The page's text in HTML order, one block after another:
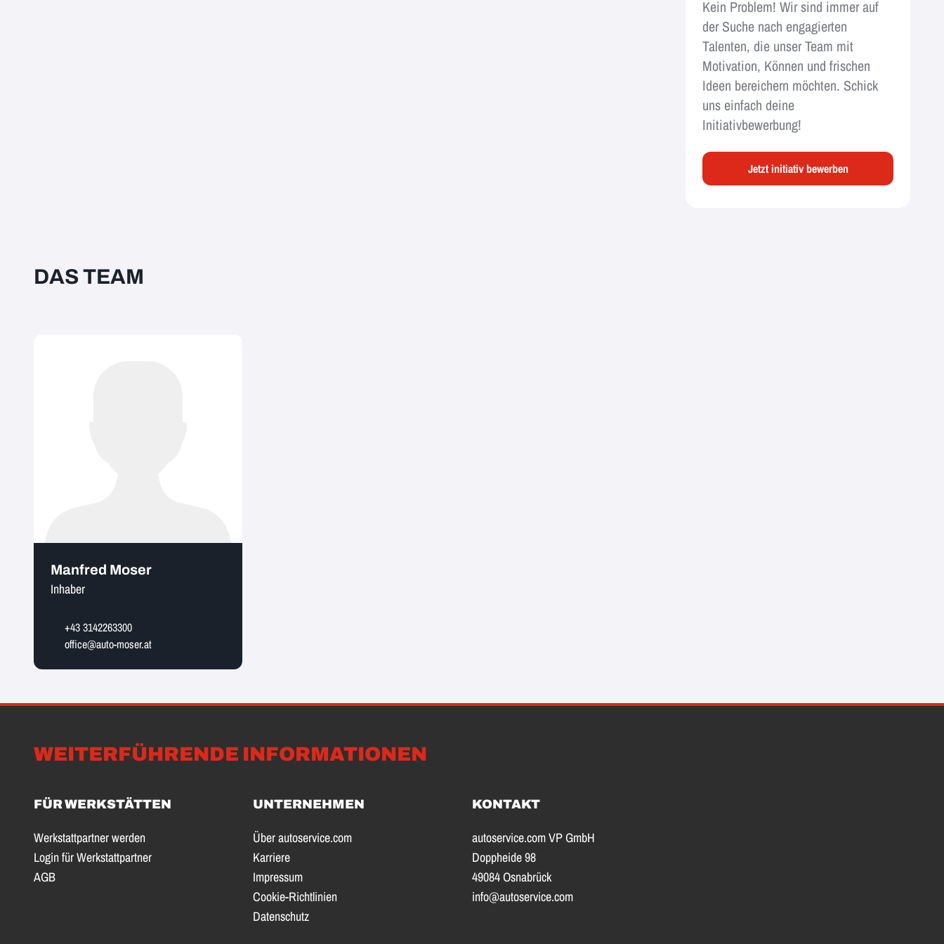
Kein Problem! Wir sind immer auf
der Suche nach engagierten
Talenten, die unser Team mit
Motivation, Können und frischen
Ideen bereichern möchten. Schick
uns einfach deine
Initiativbewerbung!
Jetzt initiativ bewerben
DAS TEAM
Manfred Moser
Inhaber
+43 3142263300
office@auto-moser.at
WEITERFÜHRENDE INFORMATIONEN
FÜR WERKSTÄTTEN
Werkstattpartner werden
Login für Werkstattpartner
AGB
UNTERNEHMEN
Über autoservice.com
Karriere
Impressum
Cookie-Richtlinien
Datenschutz
KONTAKT
autoservice.com VP GmbH
Doppheide 98
49084 Osnabrück
info@autoservice.com